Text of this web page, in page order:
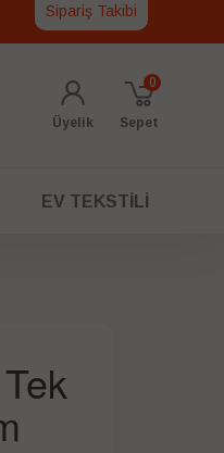
Sipariş Takibi
Üyelik Sepet
0
EV TEKSTILI